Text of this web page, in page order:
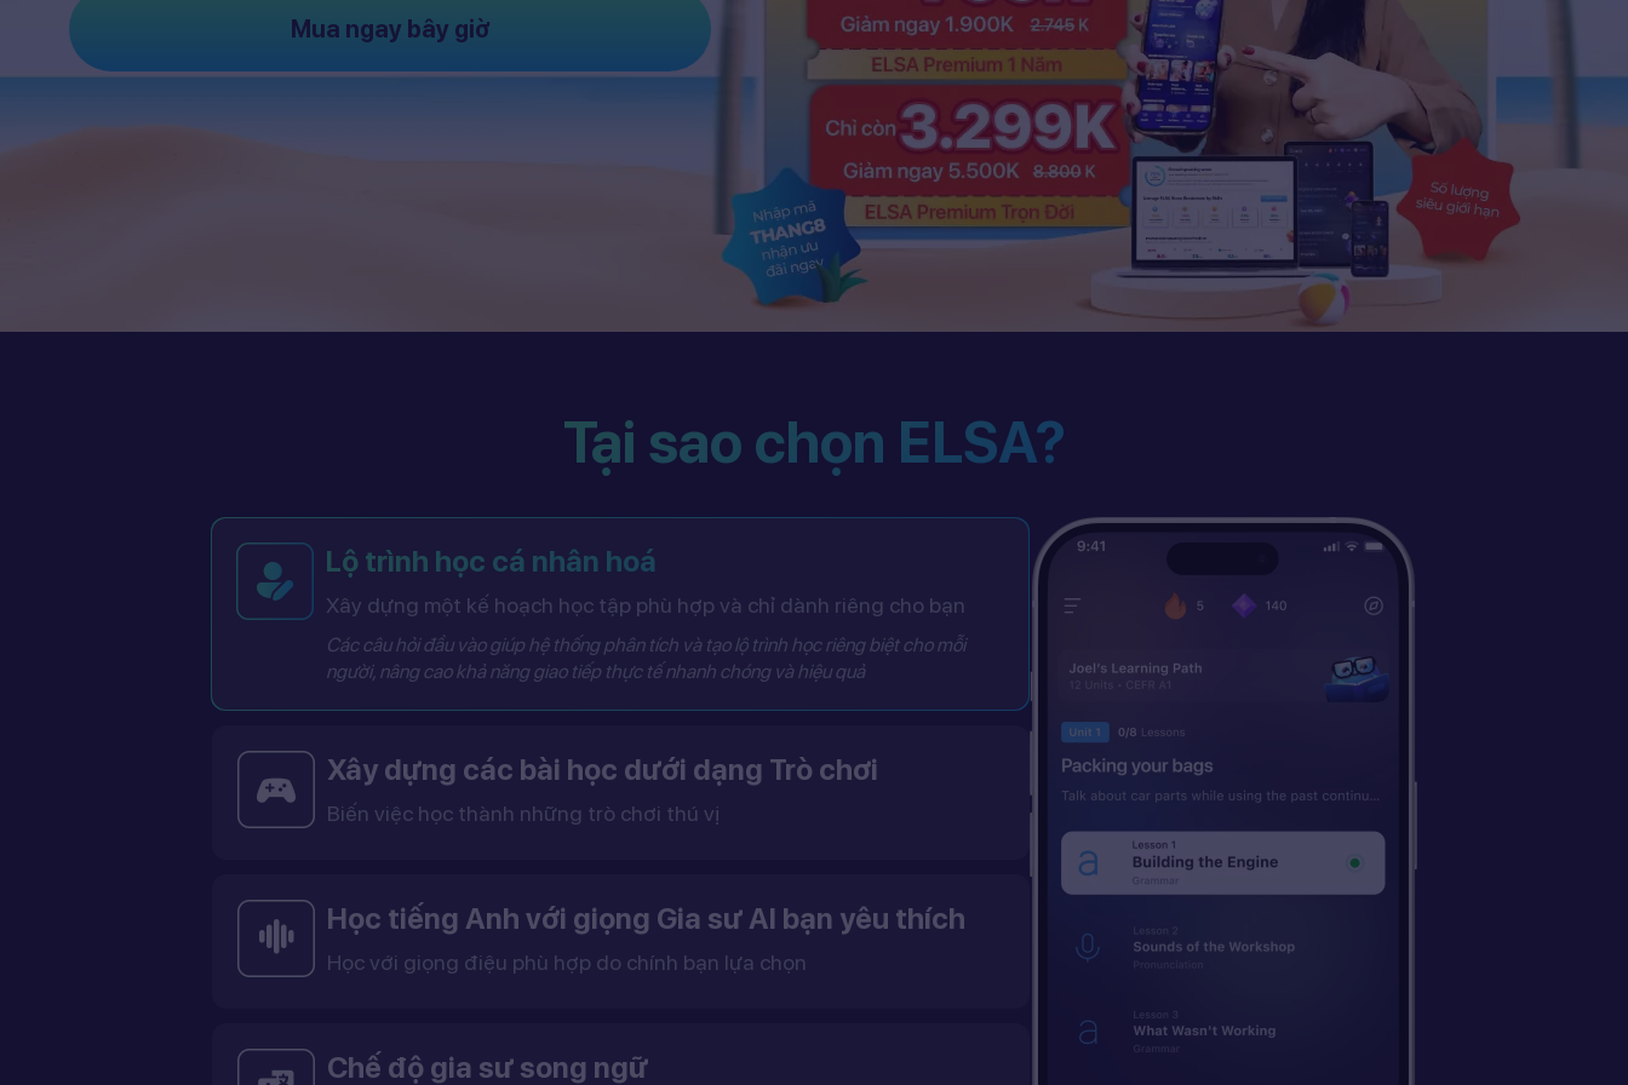
Mua ngay bây giờ
Tại sao chọn ELSA?
Lộ trình học cá nhân hoá
Xây dựng một kế hoạch học tập phù hợp và chỉ dành riêng cho bạn
Các câu hỏi đầu vào giúp hệ thống phân tích và tạo lộ trình học riêng biệt cho mỗi
người, nâng cao khả năng giao tiếp thực tế nhanh chóng và hiệu quả
Xây dựng các bài học dưới dạng Trò chơi
Biến việc học thành những trò chơi thú vị
Học tiếng Anh với giọng Gia sư AI bạn yêu thích
Học với giọng điệu phù hợp do chính bạn lựa chọn
Chế độ gia sư song ngữ